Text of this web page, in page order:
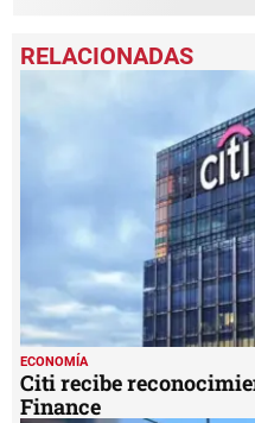
ECONOMÍA
Citi recibe
Finance